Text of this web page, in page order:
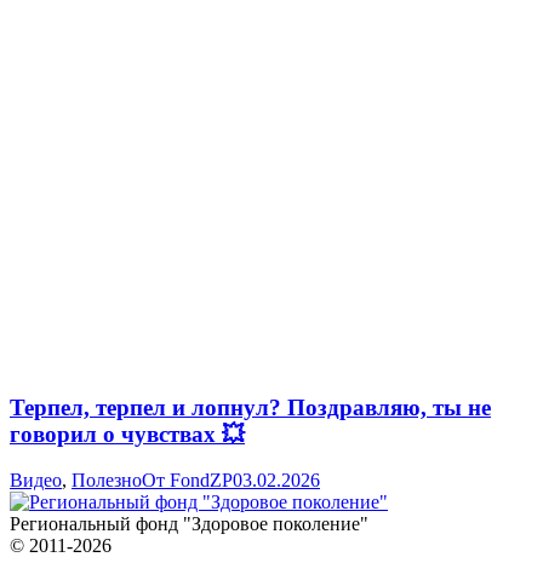
Терпел, терпел и лопнул? Поздравляю, ты не
говорил о чувствах 💥
Видео, ПолезноОт FondZP03.02.2026
Региональный фонд "Здоровое поколение"
© 2011-2026